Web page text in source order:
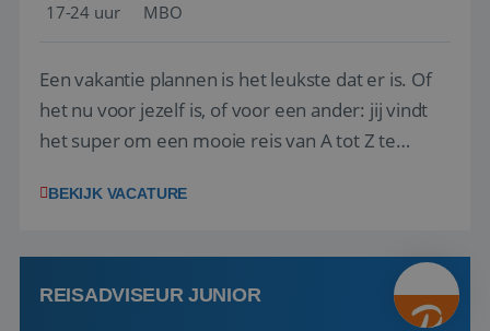
17-24 uur
MBO
Een vakantie plannen is het leukste dat er is. Of
het nu voor jezelf is, of voor een ander: jij vindt
het super om een mooie reis van A tot Z te
vakantiegangers de meest prachtige plekjes op
werken: of het nu gaat om vragen ...
BEKIJK VACATURE
REISADVISEUR JUNIOR